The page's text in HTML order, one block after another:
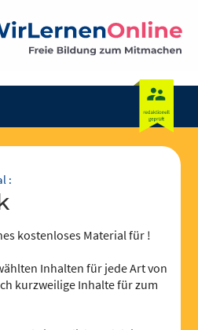
:
kostenloses Material für !
Inhalten für jede Art von
kurzweilige Inhalte für zum